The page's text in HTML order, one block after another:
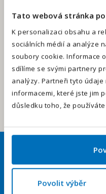
Tato webová stránka
K personalizaci obsahu a
sociálních médií a analýze
soubory cookie. Informace
sdílíme se svými partnery
analýzy. Partneři tyto
informacemi, které jste jim
důsledku toho, že
Povolit výběr
Váš telefon*
Předvolba
Odesláním souhlasíte se
Uchazeči
Přihlásit se